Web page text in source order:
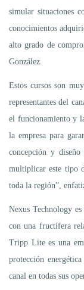
simular situaciones
conocimientos
alto grado de
González.
Estos cursos son
representantes del
el funcionamiento y
la empresa para
concepción y diseño
multiplicar este tipo
toda la región”,
Nexus Technology
con una fructífera
Tripp Lite es una
protección
canal en todas sus